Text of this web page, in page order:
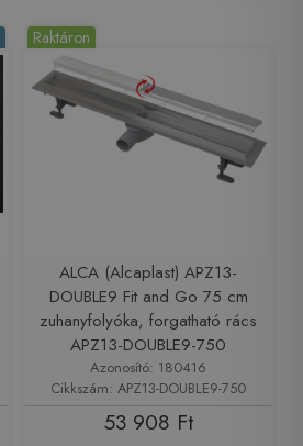
Raktáron
ALCA (Alcaplast) APZ13-
DOUBLE9 Fit and Go 75 cm
zuhanyfolyóka, forgatható rács
APZ13-DOUBLE9-750
Azonosító: 180416
Cikkszám: APZ13-DOUBLE9-750
53 908 Ft